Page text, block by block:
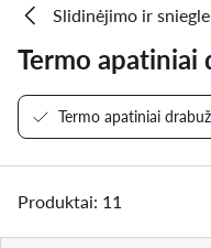
Slidinėjimo ir
Termo apatiniai
Termo apatiniai
Produktai: 11